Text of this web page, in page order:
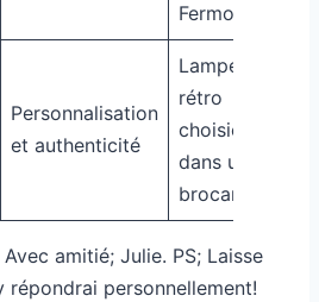
Fermob
Personnalisation
et authenticité
Lampe
rétro
choisie
dans une
brocante
amitié; Julie. PS; Laisse
répondrai personnellement!